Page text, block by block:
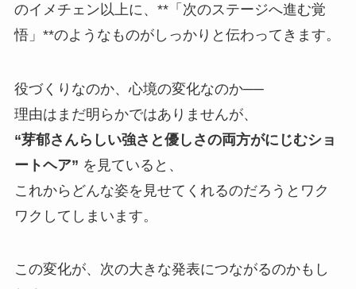
のイメチェン以上に、**「次のステージへ進む覚
悟」**のようなものがしっかりと伝わってきます。
役づくりなのか、心境の変化なのか──
理由はまだ明らかではありませんが、
“芽郁さんらしい強さと優しさの両方がにじむショ
ートヘア” を見ていると、
これからどんな姿を見せてくれるのだろうとワク
ワクしてしまいます。
この変化が、次の大きな発表につながるのかもし